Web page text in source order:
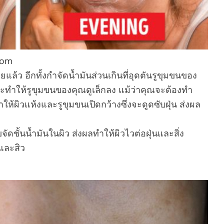
แล้ว อีกทั้งกำจัดน้ำมันส่วนเกินที่อุดตันรูขุมขนของ
ทำให้รูขุมขนของคุณดูเล็กลง แม้ว่าคุณจะต้องทำ
ห้ผิวแห้งและรูขุมขนเปิดกว้างซึ่งจะดูดซับฝุ่น ส่งผล
ดชั้นน้ำมันในผิว ส่งผลทำให้ผิวไวต่อฝุ่นและสิ่ง
ละสิว